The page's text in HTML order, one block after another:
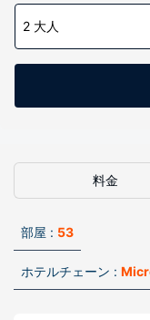
2 大人
料金
部屋 : 53
ホテルチェーン :